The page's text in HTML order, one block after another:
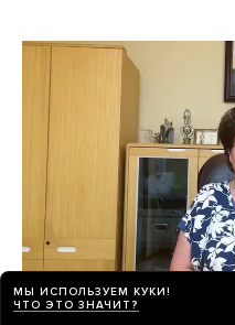
МЫ ИСПОЛЬЗУЕМ КУКИ!
ЧТО ЭТО ЗНАЧИТ?